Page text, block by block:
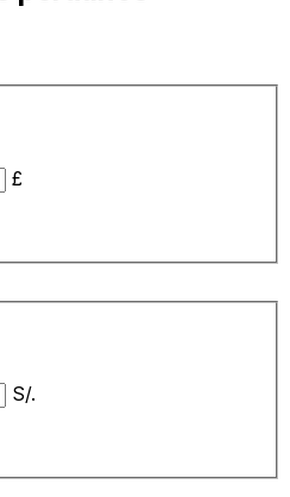
£
S/.